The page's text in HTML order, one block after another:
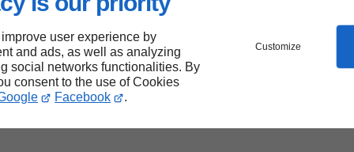
user experience by
and ads, as well as analyzing
social networks functionalities. By
consent to the use of Cookies
Facebook .
Customize
: